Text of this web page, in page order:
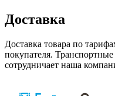
Доставка
Доставка товара по
покупателя.
сотрудничает наша